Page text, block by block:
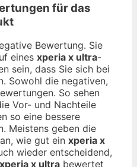
für das
Bewertung. Sie
eines xperia x ultra-
sein, dass Sie sich bei
Sowohl die negativen,
So sehen
Vor- und Nachteile
so eine bessere
Meistens geben die
wie gut ein xperia x
wieder entscheidend,
xperia x ultra bewertet